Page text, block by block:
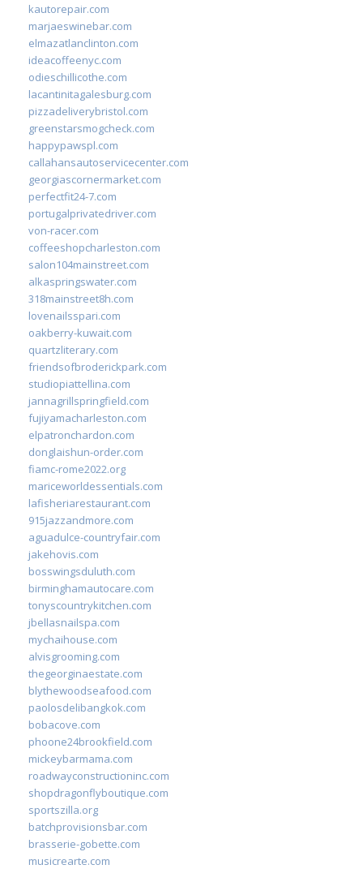
kautorepair.com
marjaeswinebar.com
elmazatlanclinton.com
ideacoffeenyc.com
odieschillicothe.com
lacantinitagalesburg.com
pizzadeliverybristol.com
greenstarsmogcheck.com
happypawspl.com
callahansautoservicecenter.com
georgiascornermarket.com
perfectfit24-7.com
portugalprivatedriver.com
von-racer.com
coffeeshopcharleston.com
salon104mainstreet.com
alkaspringswater.com
318mainstreet8h.com
lovenailsspari.com
oakberry-kuwait.com
quartzliterary.com
friendsofbroderickpark.com
studiopiattellina.com
jannagrillspringfield.com
fujiyamacharleston.com
elpatronchardon.com
donglaishun-order.com
fiamc-rome2022.org
mariceworldessentials.com
lafisheriarestaurant.com
915jazzandmore.com
aguadulce-countryfair.com
jakehovis.com
bosswingsduluth.com
birminghamautocare.com
tonyscountrykitchen.com
jbellasnailspa.com
mychaihouse.com
alvisgrooming.com
thegeorginaestate.com
blythewoodseafood.com
paolosdelibangkok.com
bobacove.com
phoone24brookfield.com
mickeybarmama.com
roadwayconstructioninc.com
shopdragonflyboutique.com
sportszilla.org
batchprovisionsbar.com
brasserie-gobette.com
musicrearte.com